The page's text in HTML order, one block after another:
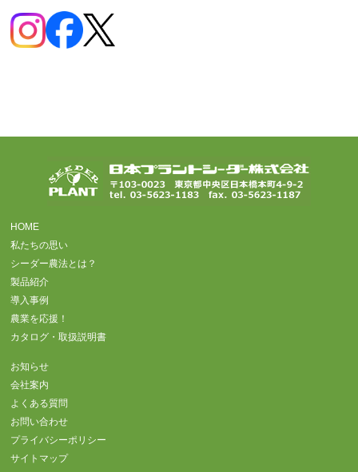
HOME
私たちの思い
シーダー農法とは？
製品紹介
導入事例
農業を応援！
カタログ・取扱説明書
お知らせ
会社案内
よくある質問
お問い合わせ
プライバシーポリシー
サイトマップ